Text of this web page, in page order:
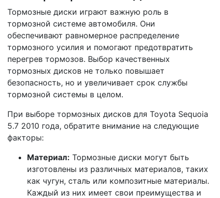
Тормозные диски играют важную роль в
тормозной системе автомобиля. Они
обеспечивают равномерное распределение
тормозного усилия и помогают предотвратить
перегрев тормозов. Выбор качественных
тормозных дисков не только повышает
безопасность, но и увеличивает срок службы
тормозной системы в целом.
При выборе тормозных дисков для Toyota Sequoia
5.7 2010 года, обратите внимание на следующие
факторы:
Материал: Тормозные диски могут быть
изготовлены из различных материалов, таких
как чугун, сталь или композитные материалы.
Каждый из них имеет свои преимущества и